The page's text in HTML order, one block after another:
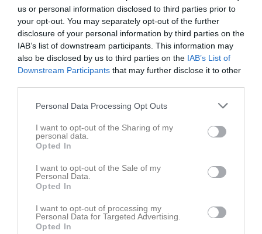
us or personal information disclosed to third parties prior to
your opt-out. You may separately opt-out of the further
disclosure of your personal information by third parties on the
IAB’s list of downstream participants. This information may
also be disclosed by us to third parties on the IAB’s List of
Downstream Participants that may further disclose it to other
Personal Data Processing Opt Outs
I want to opt-out of the Sharing of my
personal data.
Opted In
I want to opt-out of the Sale of my
Personal Data.
Opted In
I want to opt-out of processing my
Personal Data for Targeted Advertising.
Opted In
Inget album finns skapat
På gång Kalender